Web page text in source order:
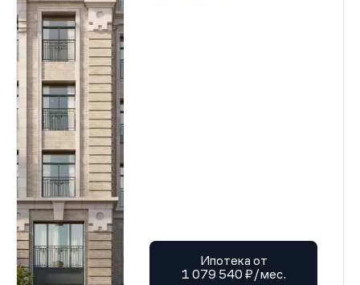
Ипотека от
1 079 540 ₽/мес.